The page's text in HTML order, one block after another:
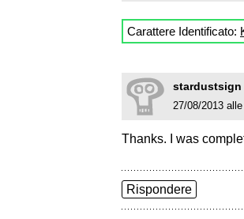
Carattere Identificato:
stardustsign
27/08/2013
Thanks. I was
Rispondere